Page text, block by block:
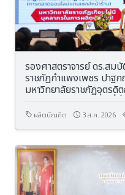
รองศาสตราจารย์ ดร.สม
ราชภัฏกำแพงเพชร ปาฐ
มหาวิทยาลัยราชภัฏอุตร
ผลิตบัณฑิต 3 ส.ค. 2026